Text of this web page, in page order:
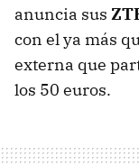
anuncia sus
con el ya más
externa que
los 50 euros.